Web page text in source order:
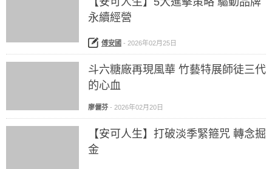
永續經營
傅安國 - 2026年02月25日
斗六糖廠再現風華 竹藝特展師徒三代
的心血
廖儷芬 - 2026年02月20日
【安可人生】打破淡季緊箍咒 轉念掘
金